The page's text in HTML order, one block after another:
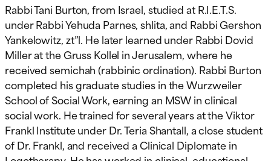
Rabbi Tani Burton, from Israel, studied at R.I.E.T.S.
under Rabbi Yehuda Parnes, shlita, and Rabbi Gershon
Yankelowitz, zt”l. He later learned under Rabbi Dovid
Miller at the Gruss Kollel in Jerusalem, where he
received semichah (rabbinic ordination). Rabbi Burton
completed his graduate studies in the Wurzweiler
School of Social Work, earning an MSW in clinical
social work. He trained for several years at the Viktor
Frankl Institute under Dr. Teria Shantall, a close student
of Dr. Frankl, and received a Clinical Diplomate in